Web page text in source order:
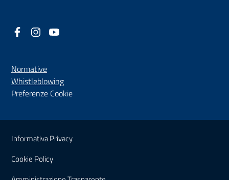
Facebook
(nuova scheda - new tab)
Instagram
(nuova scheda - new tab)
Normative
Whistleblowing(nuova scheda - new tab)
Preferenze Cookie
Sezione Link Utili
Informativa Privacy
Cookie Policy